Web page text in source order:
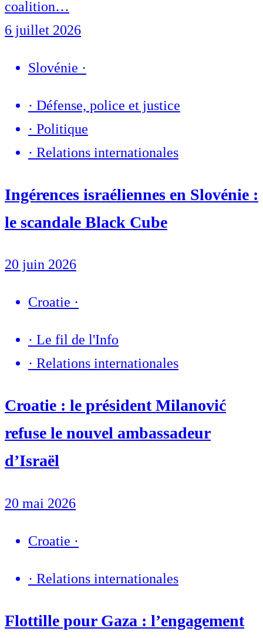
coalition…
6 juillet 2026
Slovénie ·
· Défense, police et justice
· Politique
· Relations internationales
Ingérences israéliennes en Slovénie :
le scandale Black Cube
20 juin 2026
Croatie ·
· Le fil de l'Info
· Relations internationales
Croatie : le président Milanović
refuse le nouvel ambassadeur
d’Israël
20 mai 2026
Croatie ·
· Relations internationales
Flottille pour Gaza : l’engagement